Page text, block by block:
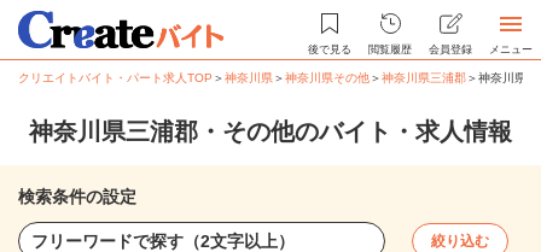
後で見る 閲覧履歴 会員登録 メニュー
クリエイトバイト・パート求人TOP ＞神奈川県＞神奈川県その他＞神奈川県三浦郡＞神奈川県
神奈川県三浦郡・その他のバイト・求人情報
検索条件の設定
絞り込む